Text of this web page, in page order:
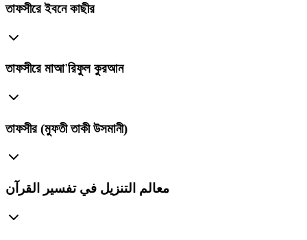
তাফসীরে ইবনে কাছীর
তাফসীরে মাআ'রিফুল কুরআন
তাফসীর (মুফতী তাকী উসমানী)
معالم التنزيل في تفسير القرآن